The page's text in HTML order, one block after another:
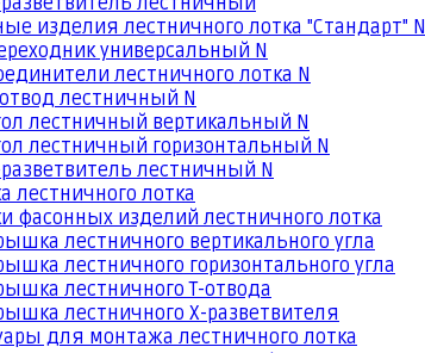
изделия лестничного лотка "Стандарт" N
универсальный N
лестничного лотка N
лестничный N
лестничный вертикальный N
лестничный горизонтальный N
лестничный N
лестничного лотка
фасонных изделий лестничного лотка
лестничного вертикального угла
лестничного горизонтального угла
лестничного Т-отвода
лестничного Х-разветвителя
для монтажа лестничного лотка